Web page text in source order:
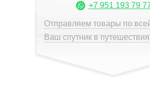
+7 951 193 79
Отправляем товары по
Ваш спутник в